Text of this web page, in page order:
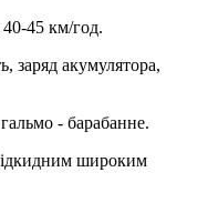
45 км/год.
заряд акумулятора,
- барабанне.
широким